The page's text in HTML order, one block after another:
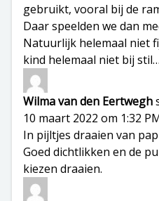
gebruikt, vooral bij de
Daar speelden we dan
Natuurlijk helemaal niet
kind helemaal niet bij stil…
Wilma van den Eertwegh
10 maart 2022 om 1:32
In pijltjes draaien van
Goed dichtlikken en de
kiezen draaien.